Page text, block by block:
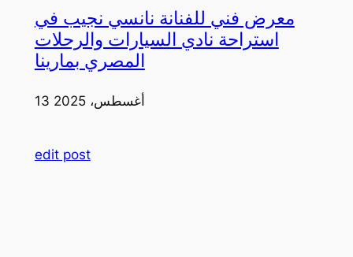
معرض فني للفنانة نانسي نجيب في
استراحة نادي السيارات والرحلات
المصري بمارينا
13 أغسطس، 2025
edit post